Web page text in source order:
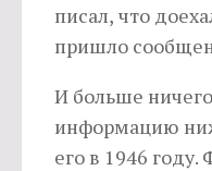
писал, что
пришло
И больше
информацию
его в 1946 году.